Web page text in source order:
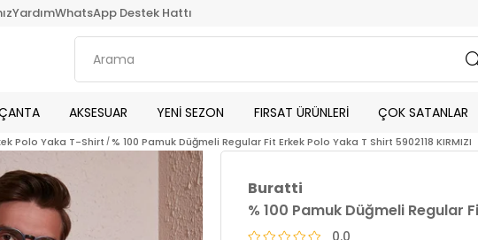
YardımWhatsApp Destek Hattı
AKSESUAR YENİ SEZON FIRSAT ÜRÜNLERİ ÇOK SATANLAR
Polo Yaka T-Shirt % 100 Pamuk Düğmeli Regular Fit Erkek Polo Yaka T Shirt 5902118 KIRMIZI
Buratti
% 100 Pamuk Düğmeli Regular
0.0